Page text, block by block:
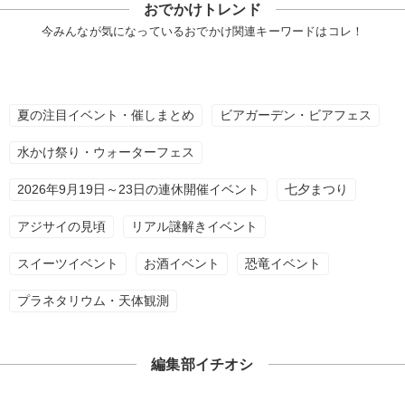
おでかけトレンド
今みんなが気になっているおでかけ関連キーワードはコレ！
夏の注目イベント・催しまとめ ビアガーデン・ビアフェス
水かけ祭り・ウォーターフェス
2026年9月19日～23日の連休開催イベント 七夕まつり
アジサイの見頃 リアル謎解きイベント
スイーツイベント お酒イベント 恐竜イベント
プラネタリウム・天体観測
編集部イチオシ